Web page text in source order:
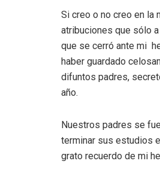
Si creo o no creo en la
atribuciones que sólo
que se cerró ante mi
haber guardado
difuntos padres,
año.
Nuestros padres se
terminar sus estudios
grato recuerdo de mi